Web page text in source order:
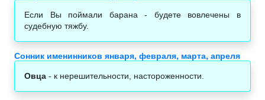
Если Вы поймали барана - будете вовлечены в
судебную тяжбу.
Сонник именинников января, февраля, марта, апреля
Овца - к нерешительности, настороженности.